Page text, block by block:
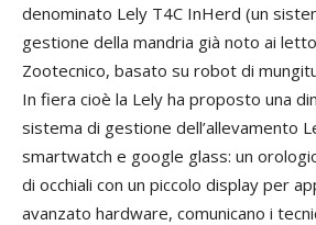
denominato Lely T4C InHerd (un
gestione della mandria già noto ai
Zootecnico, basato su robot di
In fiera cioè la Lely ha proposto una
sistema di gestione dell’allevamento
smartwatch e google glass: un
di occhiali con un piccolo display per
avanzato hardware, comunicano i